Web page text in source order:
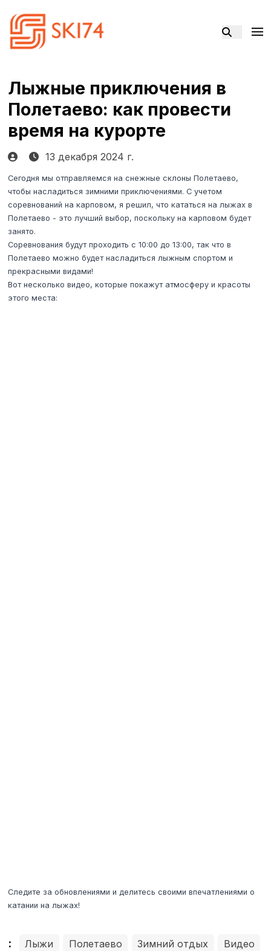
Лыжные приключения в
Полетаево: как провести
время на курорте
13 декабря 2024 г.
Сегодня мы отправляемся на снежные склоны Полетаево,
чтобы насладиться зимними приключениями. С учетом
соревнований на карповом, я решил, что кататься на лыжах в
Полетаево - это лучший выбор, поскольку на карповом будет
занято.
Соревнования будут проходить с 10:00 до 13:00, так что в
Полетаево можно будет насладиться лыжным спортом и
прекрасными видами!
Вот несколько видео, которые покажут атмосферу и красоты
этого места:
Следите за обновлениями и делитесь своими впечатлениями о
катании на лыжах!
: Лыжи Полетаево Зимний отдых Видео